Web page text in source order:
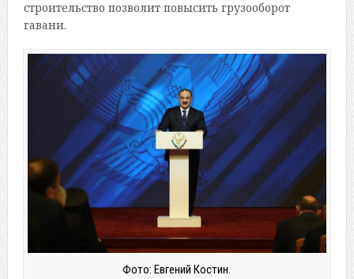
строительство позволит повысить грузооборот
гавани.
Фото: Евгений Костин.